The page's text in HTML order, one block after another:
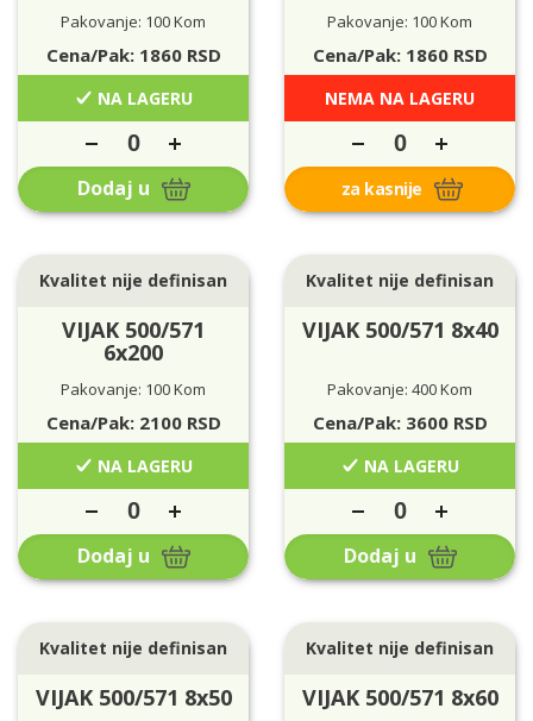
Pakovanje: 100 Kom
Cena/Pak: 1860RSD
NA LAGERU
Dodaj u
Pakovanje: 100 Kom
Cena/Pak: 1860RSD
NEMA NA LAGERU
za kasnije
Kvalitet nije definisan
VIJAK 500/571
6x200
Pakovanje: 100 Kom
Cena/Pak: 2100RSD
NA LAGERU
Dodaj u
Kvalitet nije definisan
VIJAK 500/571 8x40
Pakovanje: 400 Kom
Cena/Pak: 3600RSD
NA LAGERU
Dodaj u
Kvalitet nije definisan
VIJAK 500/571 8x50
Kvalitet nije definisan
VIJAK 500/571 8x60